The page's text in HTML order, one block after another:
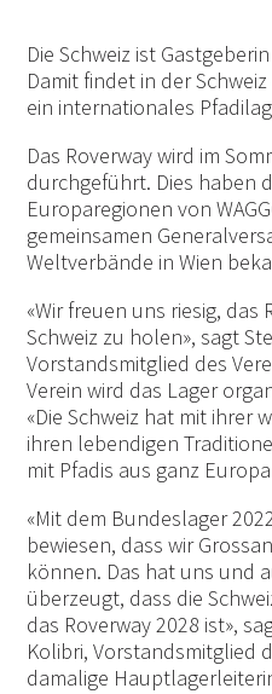
Die Schweiz ist
Damit findet in der
ein internationales
Das Roverway wird im
durchgeführt. Dies haben
Europaregionen von
gemeinsamen
Weltverbände in Wien
«Wir freuen uns riesig, das
Schweiz zu holen», sagt
Vorstandsmitglied des
Verein wird das Lager
«Die Schweiz hat mit ihrer
ihren lebendigen
mit Pfadis aus ganz
«Mit dem Bundeslager
bewiesen, dass wir
können. Das hat uns und
überzeugt, dass die
das Roverway 2028 ist»,
Kolibri, Vorstandsmitglied
damalige